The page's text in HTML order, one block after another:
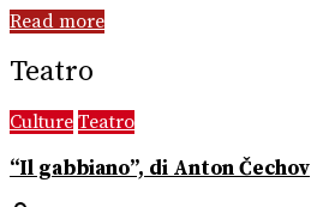
Read more
Teatro
Culture Teatro
“Il gabbiano”, di Anton Čechov